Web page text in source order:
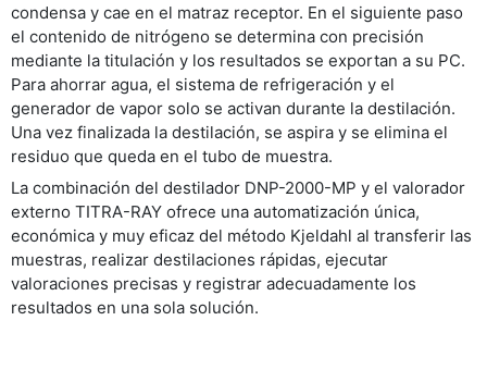
condensa y cae en el matraz receptor. En el siguiente paso
el contenido de nitrógeno se determina con precisión
mediante la titulación y los resultados se exportan a su PC.
Para ahorrar agua, el sistema de refrigeración y el
generador de vapor solo se activan durante la destilación.
Una vez finalizada la destilación, se aspira y se elimina el
residuo que queda en el tubo de muestra.
La combinación del destilador DNP-2000-MP y el valorador
externo TITRA-RAY ofrece una automatización única,
económica y muy eficaz del método Kjeldahl al transferir las
muestras, realizar destilaciones rápidas, ejecutar
valoraciones precisas y registrar adecuadamente los
resultados en una sola solución.